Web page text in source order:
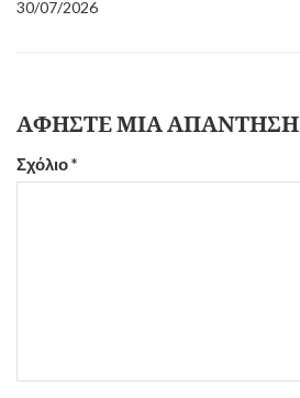
30/07/2026
ΑΦΉΣΤΕ ΜΙΑ ΑΠΆΝΤΗΣΗ
Σχόλιο*